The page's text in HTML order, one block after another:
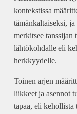
kontekstissa
tämänkaltaiseksi,
merkitsee tanssijan
lähtökohdalle eli
herkkyydelle.
Toinen arjen
liikkeet ja asennot
tapaa, eli kehollista